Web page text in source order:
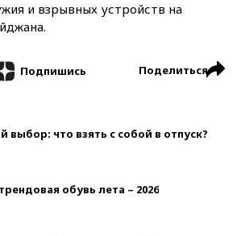
и взрывных устройств на
Подпишись Поделиться
выбор: что взять с собой в отпуск?
обувь лета – 2026